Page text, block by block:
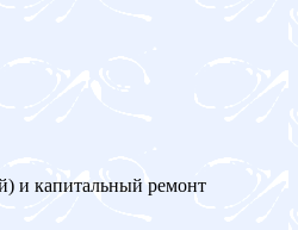
и капитальный ремонт